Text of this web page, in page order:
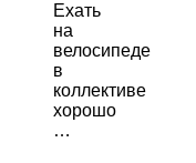
Ехать
на
велосипеде
в
коллективе
хорошо
…